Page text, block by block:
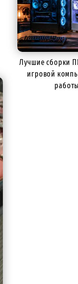
Лучшие сборки
игровой